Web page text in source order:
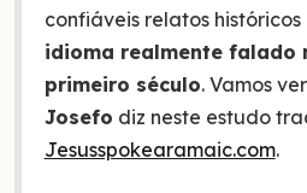
confiáveis relatos
idioma realmente falado
primeiro século. Vamos
Josefo diz neste estudo
Jesusspokearamaic.com.